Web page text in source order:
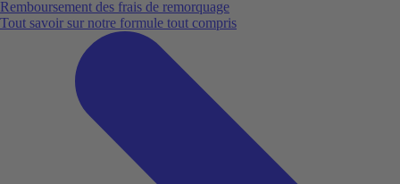
Remboursement des frais de remorquage
Tout savoir sur notre formule tout compris